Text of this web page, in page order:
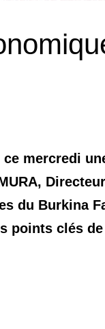
mercredi
du Burkina
points clés